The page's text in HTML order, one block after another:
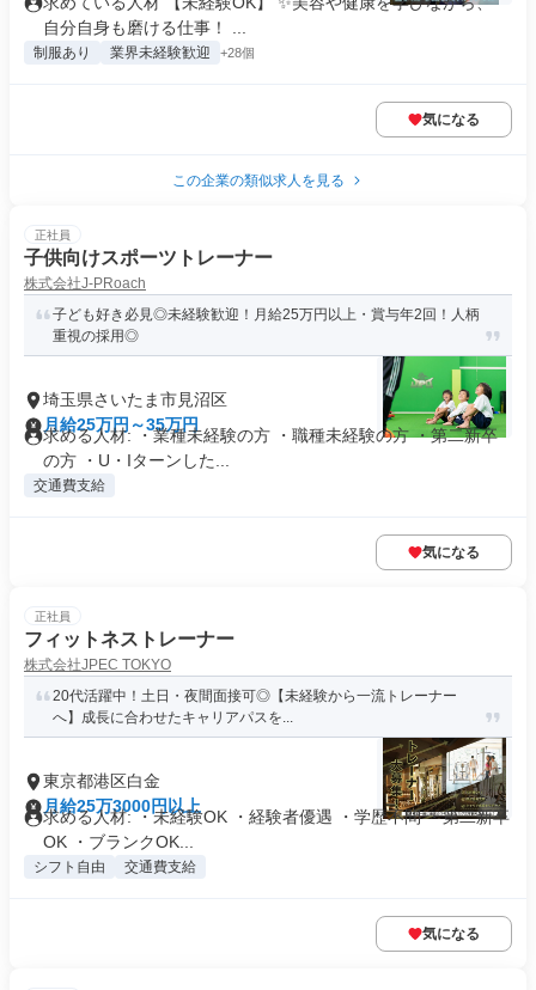
自分自身も磨ける仕事！ ...
制服あり 業界未経験歓迎 +28個
気になる
この企業の類似求人を見る
正社員
子供向けスポーツトレーナー
株式会社J-PRoach
子ども好き必見◎未経験歓迎！月給25万円以上・賞与年2回！人柄
重視の採用◎
埼玉県さいたま市見沼区
月給25万円～35万円
求める人材: ・業種未経験の方 ・職種未経験の方 ・第二新卒
の方 ・U・Iターンした...
交通費支給
気になる
正社員
フィットネストレーナー
株式会社JPEC TOKYO
20代活躍中！土日・夜間面接可◎【未経験から一流トレーナー
へ】成長に合わせたキャリアパスを...
東京都港区白金
月給25万3000円以上
求める人材: ・未経験OK ・経験者優遇 ・学歴不問 ・第二新卒
OK ・ブランクOK...
シフト自由 交通費支給
気になる